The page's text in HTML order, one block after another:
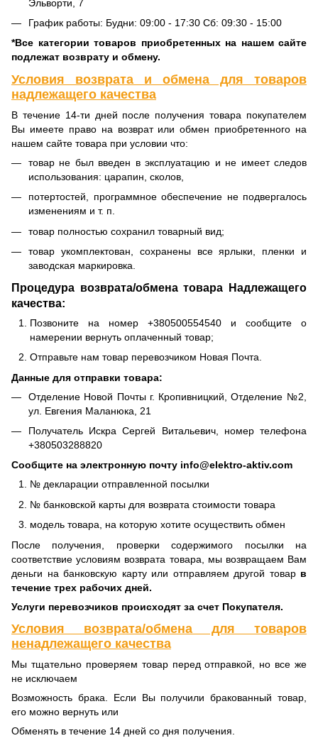
Эльворти, 7
График работы: Будни: 09:00 - 17:30 Сб: 09:30 - 15:00
*Все категории товаров приобретенных на нашем сайте
подлежат возврату и обмену.
Условия возврата и обмена для товаров
надлежащего качества
В течение 14-ти дней после получения товара покупателем
Вы имеете право на возврат или обмен приобретенного на
нашем сайте товара при условии что:
товар не был введен в эксплуатацию и не имеет следов
использования: царапин, сколов,
потертостей, программное обеспечение не подвергалось
изменениям и т. п.
товар полностью сохранил товарный вид;
товар укомплектован, сохранены все ярлыки, пленки и
заводская маркировка.
Процедура возврата/обмена товара Надлежащего
качества:
Позвоните на номер +380500554540 и сообщите о
намерении вернуть оплаченный товар;
Отправьте нам товар перевозчиком Новая Почта.
Данные для отправки товара:
Отделение Новой Почты г. Кропивницкий, Отделение №2,
ул. Евгения Маланюка, 21
Получатель Искра Сергей Витальевич, номер телефона
+380503288820
Сообщите на электронную почту info@elektro-aktiv.com
№ декларации отправленной посылки
№ банковской карты для возврата стоимости товара
модель товара, на которую хотите осуществить обмен
После получения, проверки содержимого посылки на
соответствие условиям возврата товара, мы возвращаем Вам
деньги на банковскую карту или отправляем другой товар в
течение трех рабочих дней.
Услуги перевозчиков происходят за счет Покупателя.
Условия возврата/обмена для товаров
ненадлежащего качества
Мы тщательно проверяем товар перед отправкой, но все же
не исключаем
Возможность брака. Если Вы получили бракованный товар,
его можно вернуть или
Обменять в течение 14 дней со дня получения.